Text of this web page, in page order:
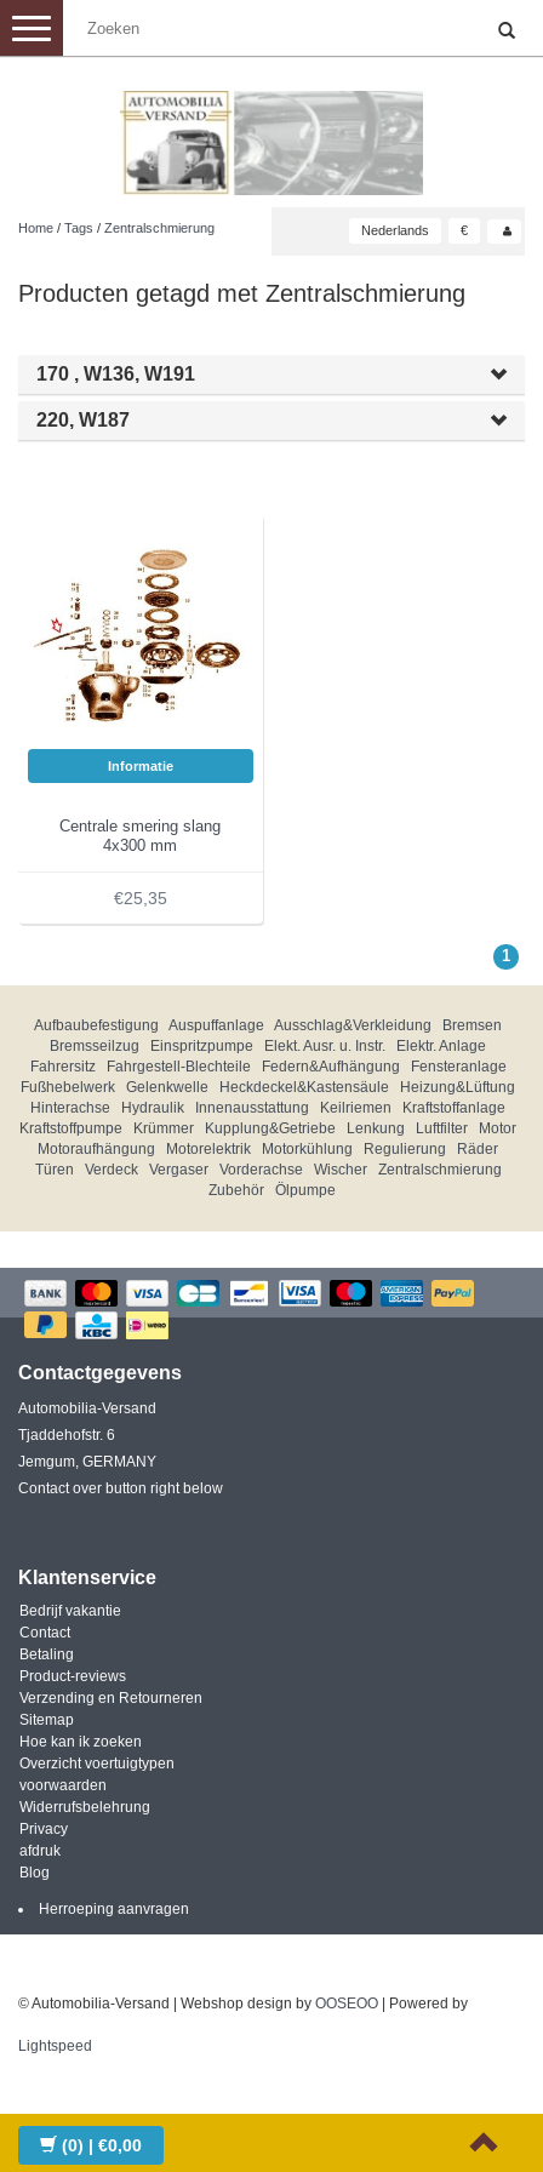
Toggle
navigation
Home / Tags / Zentralschmierung Nederlands €
Producten getagd met Zentralschmierung
170 , W136, W191
220, W187
Informatie
Centrale smering slang
4x300 mm
€25,35
1
Aufbaubefestigung Auspuffanlage Ausschlag&Verkleidung
Bremsen
Bremsseilzug
Einspritzpumpe Elekt. Ausr. u. Instr.
Elektr. Anlage
Fahrersitz
Fahrgestell-Blechteile Federn&Aufhängung
Fensteranlage
Fußhebelwerk
Gelenkwelle Heckdeckel&Kastensäule
Heizung&Lüftung
Hinterachse
Hydraulik Innenausstattung Keilriemen
Kraftstoffanlage
Kraftstoffpumpe
Krümmer Kupplung&Getriebe Lenkung Luftfilter
Motor
Motoraufhängung
Motorelektrik Motorkühlung Regulierung
Räder
Türen
Verdeck Vergaser Vorderachse Wischer
Zentralschmierung
Zubehör
Ölpumpe
Contactgegevens
Automobilia-Versand
Tjaddehofstr. 6
Jemgum, GERMANY
Contact over button right below
Klantenservice
Bedrijf vakantie
Contact
Betaling
Product-reviews
Verzending en Retourneren
Sitemap
Hoe kan ik zoeken
Overzicht voertuigtypen
voorwaarden
Widerrufsbelehrung
Privacy
afdruk
Blog
Herroeping aanvragen
© Automobilia-Versand | Webshop design by OOSEOO | Powered by
Lightspeed
(0) | €0,00